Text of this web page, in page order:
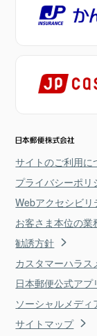
サイトのご利用に
プライバシーポリ
Webアクセシビリ
お客さま本位の
勧誘方針
カスタマーハラ
日本郵便公式アプ
ソーシャルメディ
サイトマップ